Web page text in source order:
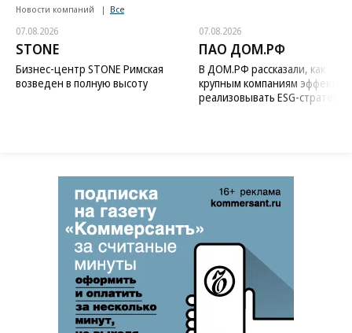
Новости компаний Все
07.08.2026
STONE
Бизнес-центр STONE Римская
возведен в полную высоту
07.08.2026
ПАО ДОМ.РФ
В ДОМ.РФ рассказали, как
крупным компаниям
реализовывать ESG-стратегию